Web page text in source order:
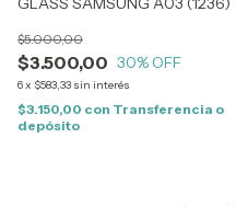
$3.500,00
$5.000,00
30% OFF
6x $583,33 sin interés
$3.150,00 con Transferencia o
depósito